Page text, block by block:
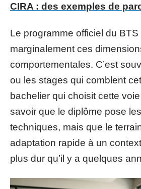
CIRA : des exemples de
Le programme officiel du BTS
marginalement ces
comportementales. C’est
ou les stages qui comblent
bachelier qui choisit cette
savoir que le diplôme pose
techniques, mais que le
adaptation rapide à un
plus dur qu’il y a quelques